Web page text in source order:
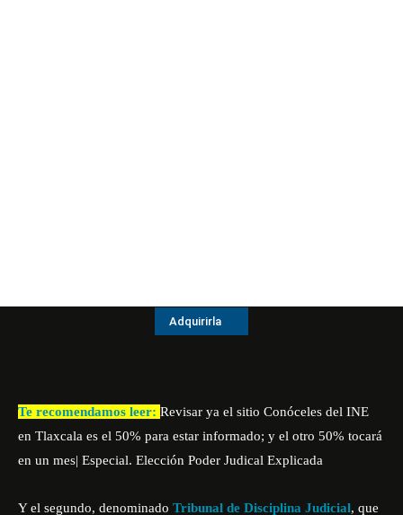
Adquirirla
Te recomendamos leer: Revisar ya el sitio Conóceles del INE
en Tlaxcala es el 50% para estar informado; y el otro 50% tocará
en un mes| Especial. Elección Poder Judical Explicada
Y el segundo, denominado Tribunal de Disciplina Judicial, que